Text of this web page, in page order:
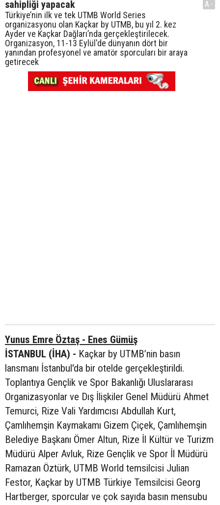
sahipliği yapacak
Türkiye’nin ilk ve tek UTMB World Series
organizasyonu olan Kaçkar by UTMB, bu yıl 2. kez
Ayder ve Kaçkar Dağları’nda gerçekleştirilecek.
Organizasyon, 11-13 Eylül'de dünyanın dört bir
yanından profesyonel ve amatör sporcuları bir araya
getirecek
A-
Yunus Emre Öztaş - Enes Gümüş
İSTANBUL (İHA) - Kaçkar by UTMB’nin basın
lansmanı İstanbul'da bir otelde gerçekleştirildi.
Toplantıya Gençlik ve Spor Bakanlığı Uluslararası
Organizasyonlar ve Dış İlişkiler Genel Müdürü Ahmet
Temurci, Rize Vali Yardımcısı Abdullah Kurt,
Çamlıhemşin Kaymakamı Gizem Çiçek, Çamlıhemşin
Belediye Başkanı Ömer Altun, Rize İl Kültür ve Turizm
Müdürü Alper Avluk, Rize Gençlik ve Spor İl Müdürü
Ramazan Öztürk, UTMB World temsilcisi Julian
Festor, Kaçkar by UTMB Türkiye Temsilcisi Georg
Hartberger, sporcular ve çok sayıda basın mensubu